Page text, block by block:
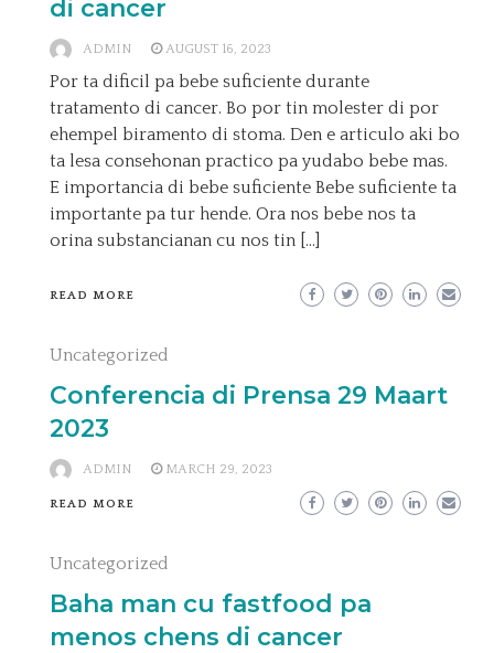
di cancer
ADMIN AUGUST 16, 2023
Por ta dificil pa bebe suficiente durante
tratamento di cancer. Bo por tin molester di por
ehempel biramento di stoma. Den e articulo aki bo
ta lesa consehonan practico pa yudabo bebe mas.
E importancia di bebe suficiente Bebe suficiente ta
importante pa tur hende. Ora nos bebe nos ta
orina substancianan cu nos tin […]
READ MORE
Uncategorized
Conferencia di Prensa 29 Maart
2023
ADMIN MARCH 29, 2023
READ MORE
Uncategorized
Baha man cu fastfood pa
menos chens di cancer